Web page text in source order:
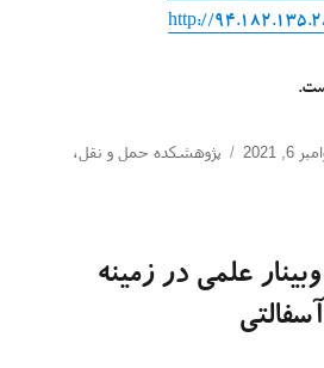
http://
6, 2021 دسته‌ها
پژوهشکده حمل و نقل ،
علمی در زمینه